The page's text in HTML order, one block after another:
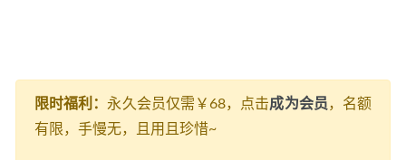
限时福利： 永久会员仅需￥68，点击成为会员，名额
有限，手慢无，且用且珍惜~